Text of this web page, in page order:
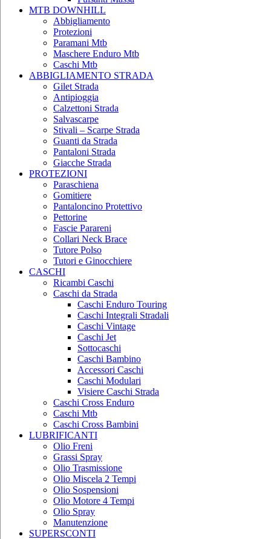
MTB DOWNHILL
Abbigliamento
Protezioni
Paramani Mtb
Maschere Enduro Mtb
Caschi Mtb
ABBIGLIAMENTO STRADA
Gilet Strada
Antipioggia
Calzettoni Strada
Salvascarpe
Stivali – Scarpe Strada
Guanti da Strada
Pantaloni Strada
Giacche Strada
PROTEZIONI
Paraschiena
Gomitiere
Pantaloncino Protettivo
Pettorine
Fascie Parareni
Collari Neck Brace
Tutore Polso
Tutori e Ginocchiere
CASCHI
Ricambi Caschi
Caschi da Strada
Caschi Enduro Touring
Caschi Integrali Stradali
Caschi Vintage
Caschi Jet
Sottocaschi
Caschi Bambino
Accessori Caschi
Caschi Modulari
Visiere Caschi Strada
Caschi Cross Enduro
Caschi Mtb
Caschi Cross Bambini
LUBRIFICANTI
Olio Freni
Grassi Spray
Olio Trasmissione
Olio Miscela 2 Tempi
Olio Sospensioni
Olio Motore 4 Tempi
Olio Spray
Manutenzione
SUPERSCONTI